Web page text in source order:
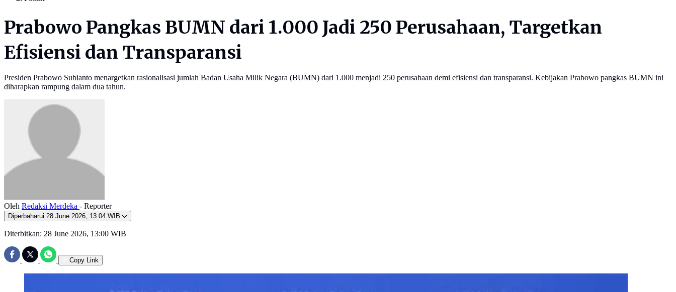
Prabowo Pangkas BUMN dari 1.000 Jadi 250 Perusahaan, Targetkan
Efisiensi dan Transparansi
Presiden Prabowo Subianto menargetkan rasionalisasi jumlah Badan Usaha Milik Negara (BUMN) dari 1.000 menjadi 250 perusahaan demi efisiensi dan transparansi. Kebijakan Prabowo pangkas BUMN ini
diharapkan rampung dalam dua tahun.
Oleh Redaksi Merdeka - Reporter
Diperbaharui 28 June 2026, 13:04 WIB
Diterbitkan: 28 June 2026, 13:00 WIB
Copy Link